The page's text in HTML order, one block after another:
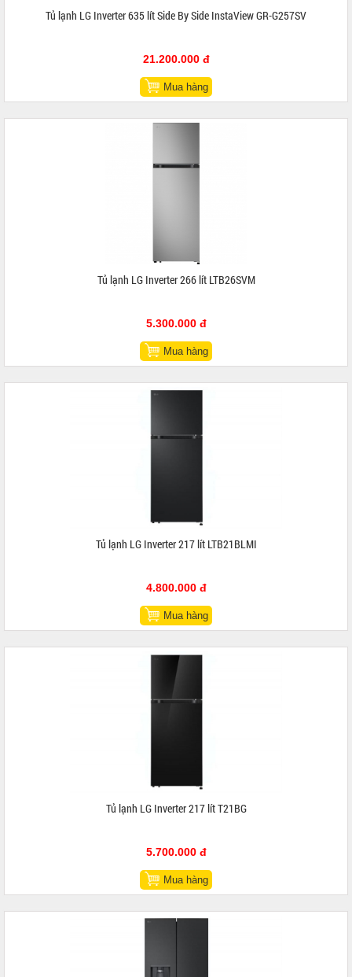
Tủ lạnh LG Inverter 635 lít Side By Side InstaView GR-G257SV
21.200.000 đ
Mua hàng
Tủ lạnh LG Inverter 266 lít LTB26SVM
5.300.000 đ
Mua hàng
Tủ lạnh LG Inverter 217 lít LTB21BLMI
4.800.000 đ
Mua hàng
Tủ lạnh LG Inverter 217 lít T21BG
5.700.000 đ
Mua hàng